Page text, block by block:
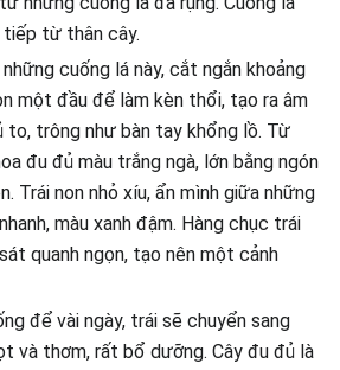
từ thân cây.
cuống lá này, cắt ngắn khoảng
một đầu để làm kèn thổi, tạo ra âm
to, trông như bàn tay khổng lồ. Từ
đu đủ màu trắng ngà, lớn bằng ngón
Trái non nhỏ xíu, ẩn mình giữa những
màu xanh đậm. Hàng chục trái
quanh ngọn, tạo nên một cảnh
để vài ngày, trái sẽ chuyển sang
và thơm, rất bổ dưỡng. Cây đu đủ là